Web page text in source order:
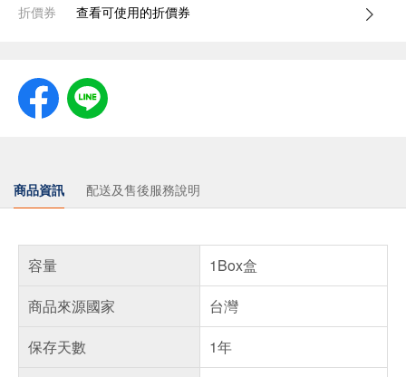
折價券 查看可使用的折價券
商品資訊 配送及售後服務說明
容量
1Box盒
商品來源國家
台灣
保存天數
1年